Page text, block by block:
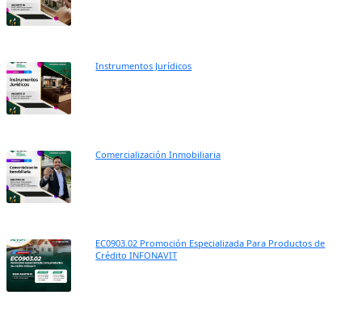
Instrumentos Jurídicos
Comercialización Inmobiliaria
EC0903.02 Promoción Especializada Para Productos de
Crédito INFONAVIT